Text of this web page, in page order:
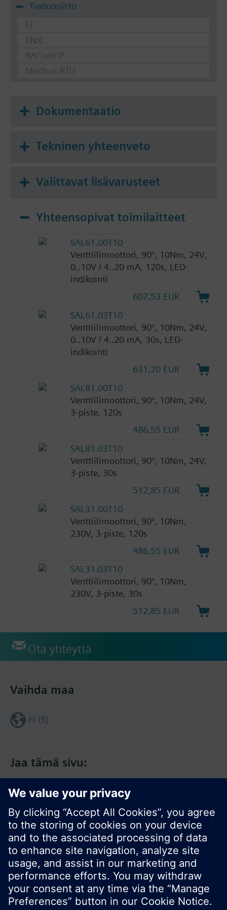
Tiedonsiirto
Ei
KNX
BACnet/IP
Modbus RTU
Dokumentaatio
Tekninen yhteenveto
Valittavat lisävarusteet
Yhteensopivat toimilaitteet
SAL61.00T10
Venttiilimoottori, 90°, 10Nm, 24V,
0..10V / 4..20 mA, 120s, LED-
indikointi
607,53 EUR
SAL61.03T10
Venttiilimoottori, 90°, 10Nm, 24V,
0..10V / 4..20 mA, 30s, LED-
indikointi
631,20 EUR
SAL81.00T10
Venttiilimoottori, 90°, 10Nm, 24V,
3-piste, 120s
486,55 EUR
SAL81.03T10
Venttiilimoottori, 90°, 10Nm, 24V,
3-piste, 30s
512,85 EUR
SAL31.00T10
Venttiilimoottori, 90°, 10Nm,
230V, 3-piste, 120s
486,55 EUR
SAL31.03T10
Venttiilimoottori, 90°, 10Nm,
230V, 3-piste, 30s
512,85 EUR
Ota yhteyttä
Jaa tämä sivu:
Vaihda maa
FI (fi)
© Siemens Switzerland Ltd. 2017